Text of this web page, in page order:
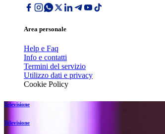
Area personale
Help e Faq
Info e contatti
Termini del servizio
Utilizzo dati e privacy
Cookie Policy
Televisione
Televisione